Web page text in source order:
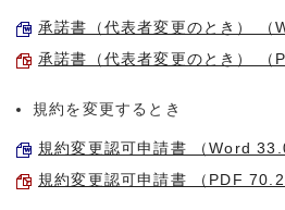
承諾書（代表者変更のとき） （
承諾書（代表者変更のとき） （
規約を変更するとき
規約変更認可申請書 （Word
規約変更認可申請書 （PDF